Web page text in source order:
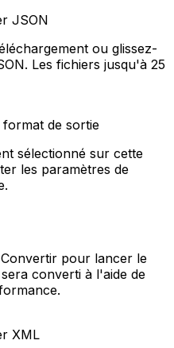
JSON
ou glissez-
Les fichiers jusqu'à 25
format de sortie
sélectionné sur cette
les paramètres de
pour lancer le
converti à l'aide de
XML